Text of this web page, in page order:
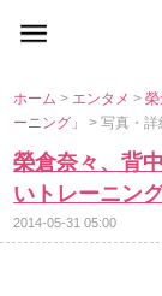
ホーム> エンタメ>
ーニング」> 写真・詳
榮倉奈々、背
いトレーニング
2014-05-31 05:00